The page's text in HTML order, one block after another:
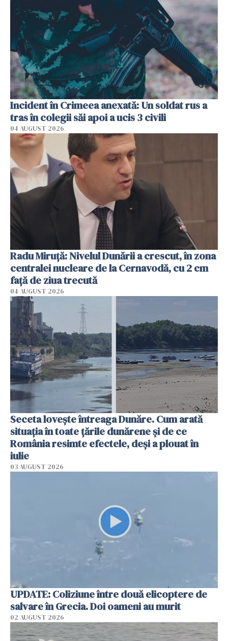
Incident în Crimeea anexată: Un soldat rus a
tras în colegii săi apoi a ucis 3 civili
04 AUGUST 2026
Radu Miruţă: Nivelul Dunării a crescut, în zona
centralei nucleare de la Cernavodă, cu 2 cm
faţă de ziua trecută
04 AUGUST 2026
Seceta lovește întreaga Dunăre. Cum arată
situația în toate țările dunărene și de ce
România resimte efectele, deși a plouat în
iulie
03 AUGUST 2026
UPDATE: Coliziune între două elicoptere de
salvare în Grecia. Doi oameni au murit
02 AUGUST 2026